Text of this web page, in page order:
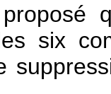
six